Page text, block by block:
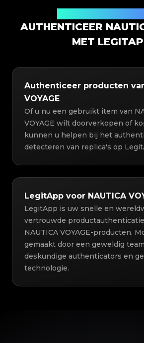
AUTHENTICEER
MET
Authenticeer producten
VOYAGE
Of u nu een gebruikt item van
VOYAGE wilt doorverkopen of
kunnen u helpen bij het
detecteren van replica's op
LegitApp voor NAUTICA
LegitApp is uw snelle en
vertrouwde
NAUTICA VOYAGE-producten.
gemaakt door een geweldig
deskundige authenticators en
technologie.